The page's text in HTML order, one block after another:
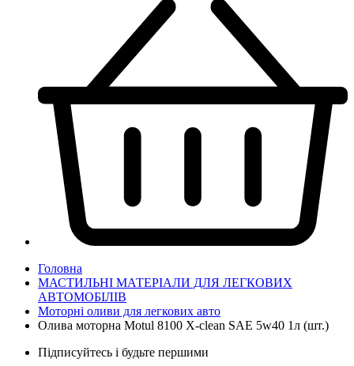
Головна
МАСТИЛЬНІ МАТЕРІАЛИ ДЛЯ ЛЕГКОВИХ
АВТОМОБІЛІВ
Моторні оливи для легкових авто
Олива моторна Motul 8100 X-cleаn SAE 5w40 1л (шт.)
Підписуйтесь і будьте першими